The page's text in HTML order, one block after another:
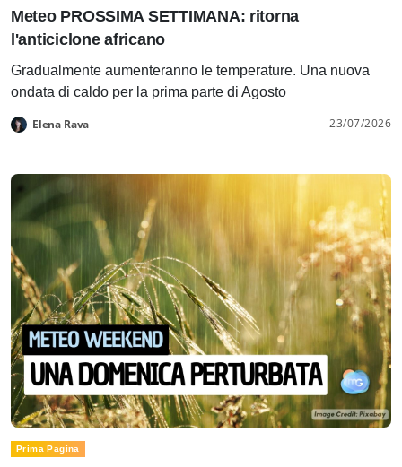
Meteo PROSSIMA SETTIMANA: ritorna
l'anticiclone africano
Gradualmente aumenteranno le temperature. Una nuova
ondata di caldo per la prima parte di Agosto
Elena Rava 23/07/2026
Prima Pagina